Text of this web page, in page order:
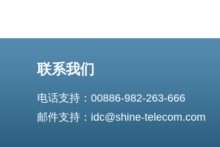
联系我们
电话支持：00886-982-263-666
邮件支持：idc@shine-telecom.com